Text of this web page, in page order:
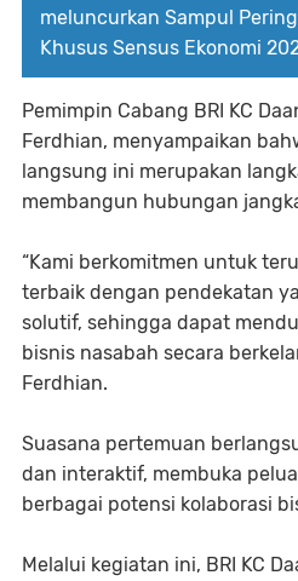
meluncurkan Sampul
Khusus Sensus Ekonomi
Pemimpin Cabang BRI KC
Ferdhian, menyampaikan
langsung ini merupakan
membangun hubungan
“Kami berkomitmen untuk
terbaik dengan pendekatan
solutif, sehingga dapat
bisnis nasabah secara
Ferdhian.
Suasana pertemuan
dan interaktif, membuka
berbagai potensi kolaborasi
Melalui kegiatan ini, BRI KC